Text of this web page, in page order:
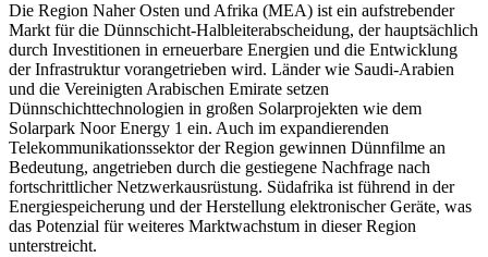
Die Region Naher Osten und Afrika (MEA) ist ein aufstrebender
Markt für die Dünnschicht-Halbleiterabscheidung, der hauptsächlich
durch Investitionen in erneuerbare Energien und die Entwicklung
der Infrastruktur vorangetrieben wird. Länder wie Saudi-Arabien
und die Vereinigten Arabischen Emirate setzen
Dünnschichttechnologien in großen Solarprojekten wie dem
Solarpark Noor Energy 1 ein. Auch im expandierenden
Telekommunikationssektor der Region gewinnen Dünnfilme an
Bedeutung, angetrieben durch die gestiegene Nachfrage nach
fortschrittlicher Netzwerkausrüstung. Südafrika ist führend in der
Energiespeicherung und der Herstellung elektronischer Geräte, was
das Potenzial für weiteres Marktwachstum in dieser Region
unterstreicht.